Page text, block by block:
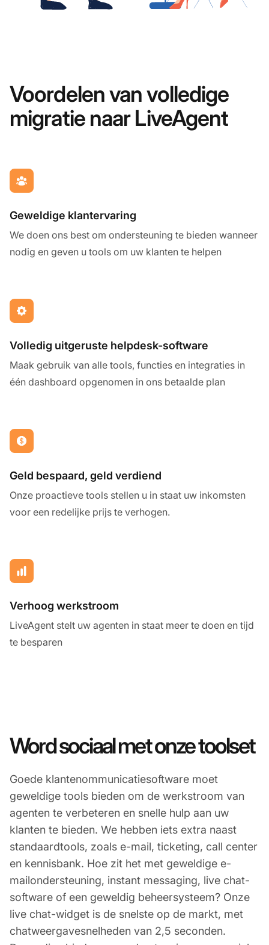
Voordelen van volledige
migratie naar LiveAgent
Geweldige klantervaring
We doen ons best om ondersteuning te bieden wanneer
nodig en geven u tools om uw klanten te helpen
Volledig uitgeruste helpdesk-software
Maak gebruik van alle tools, functies en integraties in
één dashboard opgenomen in ons betaalde plan
Geld bespaard, geld verdiend
Onze proactieve tools stellen u in staat uw inkomsten
voor een redelijke prijs te verhogen.
Verhoog werkstroom
LiveAgent stelt uw agenten in staat meer te doen en tijd
te besparen
Word sociaal met onze toolset
Goede klantenommunicatiesoftware moet
geweldige tools bieden om de werkstroom van
agenten te verbeteren en snelle hulp aan uw
klanten te bieden. We hebben iets extra naast
standaardtools, zoals e-mail, ticketing, call center
en kennisbank. Hoe zit het met geweldige e-
mailondersteuning, instant messaging, live chat-
software of een geweldig beheersysteem? Onze
live chat-widget is de snelste op de markt, met
chatweergavesnelheden van 2,5 seconden.